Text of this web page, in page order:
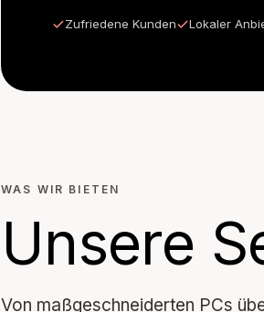
Zufriedene Kunden Lokaler
WAS WIR BIETEN
Unsere
Von maßgeschneiderten PCs